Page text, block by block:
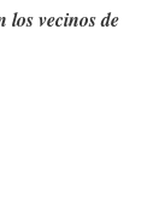
los vecinos de